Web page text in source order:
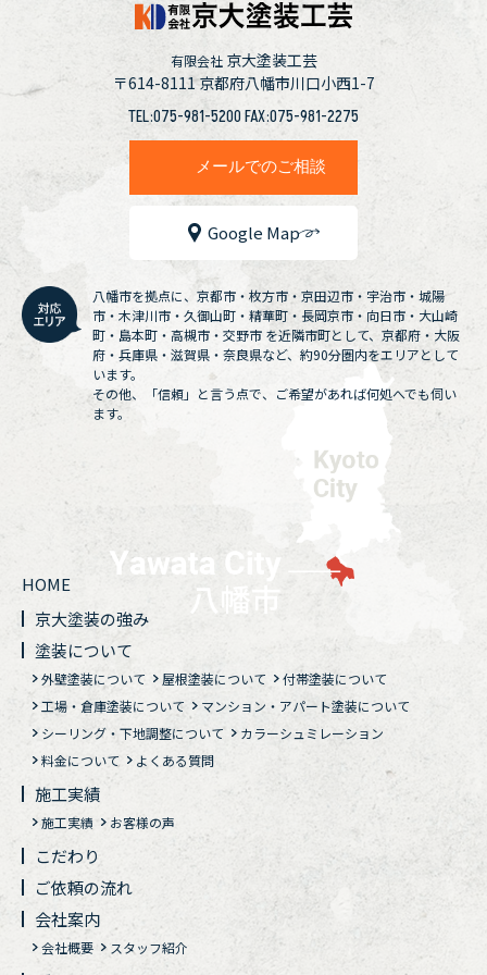
有限会社 京大塗装工芸
〒614-8111京都府八幡市川口小西1-7
TEL:075-981-5200 FAX:075-981-2275
メールでのご相談
Google Map
八幡市を拠点に、京都市・枚方市・京田辺市・宇治市・城陽
市・木津川市・久御山町・精華町・長岡京市・向日市・大山崎
町・島本町・高槻市・交野市 を近隣市町として、京都府・大阪
府・兵庫県・滋賀県・奈良県など、約90分圏内をエリアとして
います。
その他、「信頼」と言う点で、ご希望があれば何処へでも伺い
ます。
HOME
京大塗装の強み
塗装について
外壁塗装について 屋根塗装について
付帯塗装について
工場・倉庫塗装について
マンション・アパート塗装について
シーリング・下地調整について
カラーシュミレーション
料金について
よくある質問
施工実績
施工実績 お客様の声
こだわり
ご依頼の流れ
会社案内
会社概要 スタッフ紹介